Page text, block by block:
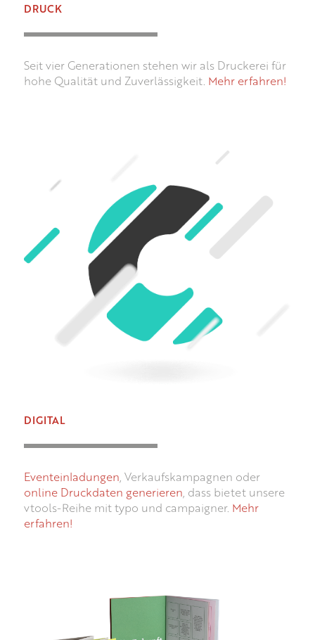
DRUCK
Seit vier Generationen stehen wir als Druckerei für
hohe Qualität und Zuverlässigkeit. Mehr erfahren!
DIGITAL
Eventeinladungen, Verkaufskampagnen oder
online Druckdaten generieren, dass bietet unsere
vtools-Reihe mit typo und campaigner. Mehr
erfahren!